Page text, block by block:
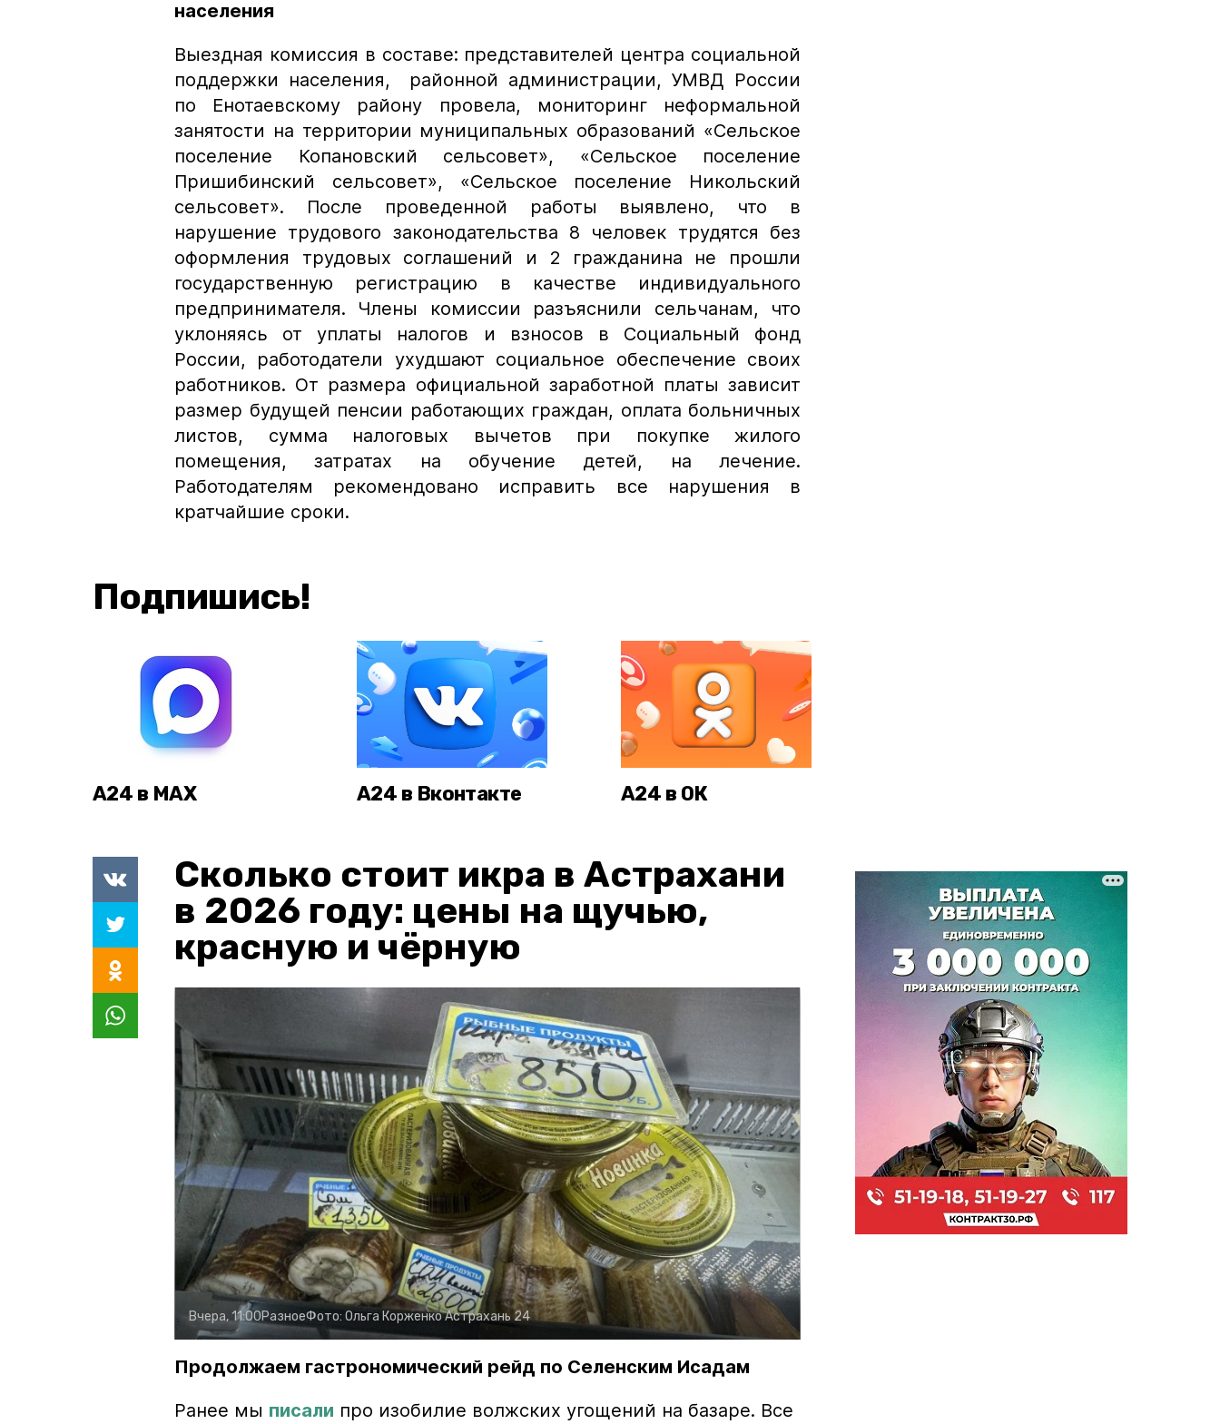
населения
Выездная комиссия в составе: представителей центра социальной
поддержки населения, районной администрации, УМВД России
по Енотаевскому району провела, мониторинг неформальной
занятости на территории муниципальных образований «Сельское
поселение Копановский сельсовет», «Сельское поселение
Пришибинский сельсовет», «Сельское поселение Никольский
сельсовет». После проведенной работы выявлено, что в
нарушение трудового законодательства 8 человек трудятся без
оформления трудовых соглашений и 2 гражданина не прошли
государственную регистрацию в качестве индивидуального
предпринимателя. Члены комиссии разъяснили сельчанам, что
уклоняясь от уплаты налогов и взносов в Социальный фонд
России, работодатели ухудшают социальное обеспечение своих
работников. От размера официальной заработной платы зависит
размер будущей пенсии работающих граждан, оплата больничных
листов, сумма налоговых вычетов при покупке жилого
помещения, затратах на обучение детей, на лечение.
Работодателям рекомендовано исправить все нарушения в
кратчайшие сроки.
Подпишись!
А24 в MAX А24 в Вконтакте А24 в ОК
Сколько стоит икра в Астрахани
в 2026 году: цены на щучью,
красную и чёрную
Вчера, 11:00РазноеФото: Ольга КорженкоАстрахань 24
Продолжаем гастрономический рейд по Селенским Исадам
Ранее мы писали про изобилие волжских угощений на базаре. Все